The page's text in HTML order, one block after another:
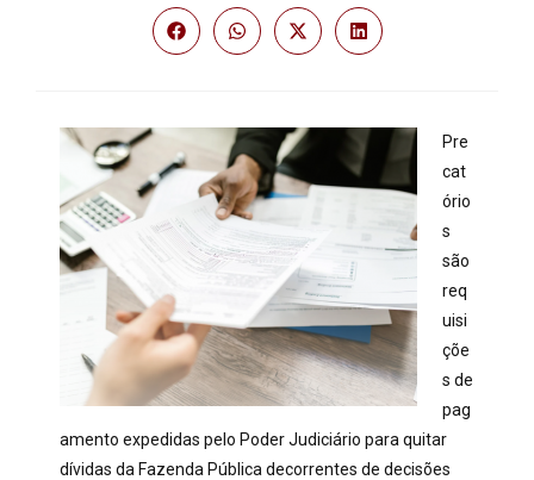
Pre
cat
ório
s
são
req
uisi
çõe
s de
pag
amento expedidas pelo Poder Judiciário para quitar
dívidas da Fazenda Pública decorrentes de decisões